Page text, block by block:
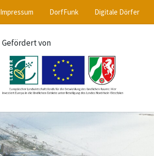
Impressum DorfFunk Digitale Dörfer
Gefördert von